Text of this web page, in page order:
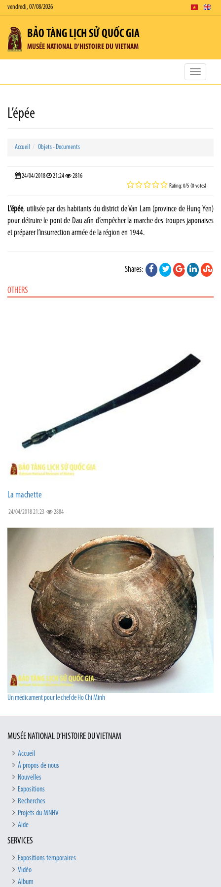
vendredi, 07/08/2026
BẢO TÀNG LỊCH SỬ QUỐC GIA
MUSÉE NATIONAL D'HISTOIRE DU VIETNAM
Toggle
L’épée
Accueil Objets - Documents
24/04/2018 21:24 2816
Rating: 0/5 (0 votes)
L’épée, utilisée par des habitants du district de Van Lam (province de Hung Yen)
pour détruire le pont de Dau afin d’empêcher la marche des troupes japonaises
et préparer l’insurrection armée de la région en 1944.
Shares:
OTHERS
La machette
24/04/2018 21:23 2884
Un médicament pour le chef de Ho Chi Minh
MUSÉE NATIONAL D’HISTOIRE DU VIETNAM
Accueil
À propos de nous
Nouvelles
Expositions
Recherches
Projets du MNHV
Aide
SERVICES
Expositions temporaires
Vidéo
Album